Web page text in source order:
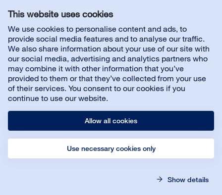
This website uses cookies
We use cookies to personalise content and ads, to
provide social media features and to analyse our traffic.
We also share information about your use of our site with
our social media, advertising and analytics partners who
may combine it with other information that you’ve
provided to them or that they’ve collected from your use
of their services. You consent to our cookies if you
continue to use our website.
Allow all cookies
Use necessary cookies only
Show details
Skontaktuj się z nami
Customer service
O firmie